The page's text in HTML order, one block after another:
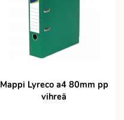
Mappi Lyreco a4 80mm pp
vihreä